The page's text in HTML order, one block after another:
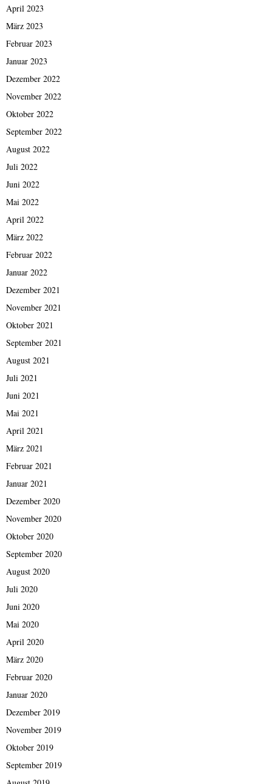
April 2023
März 2023
Februar 2023
Januar 2023
Dezember 2022
November 2022
Oktober 2022
September 2022
August 2022
Juli 2022
Juni 2022
Mai 2022
April 2022
März 2022
Februar 2022
Januar 2022
Dezember 2021
November 2021
Oktober 2021
September 2021
August 2021
Juli 2021
Juni 2021
Mai 2021
April 2021
März 2021
Februar 2021
Januar 2021
Dezember 2020
November 2020
Oktober 2020
September 2020
August 2020
Juli 2020
Juni 2020
Mai 2020
April 2020
März 2020
Februar 2020
Januar 2020
Dezember 2019
November 2019
Oktober 2019
September 2019